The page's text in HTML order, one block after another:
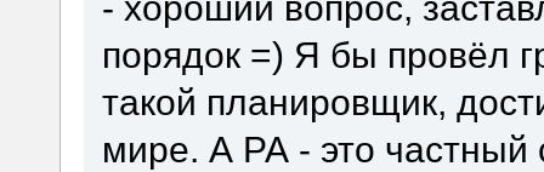
порядок =) Я бы провёл
такой планировщик,
мире. А РА - это частный